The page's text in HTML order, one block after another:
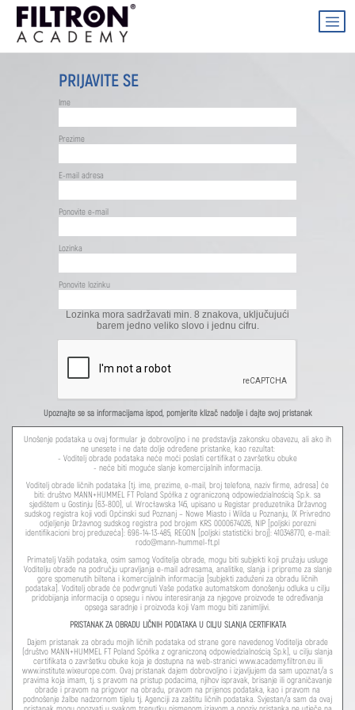
PRIJAVITE SE
Ime
Prezime
E-mail adresa
Ponovite e-mail
Lozinka
Ponovite lozinku
Lozinka mora sadržavati min. 8 znakova, uključujući
barem jedno veliko slovo i jednu cifru.
Upoznajte se sa informacijama ispod, pomjerite klizač nadolje i dajte svoj pristanak
Unošenje podataka u ovaj formular je dobrovoljno i ne predstavlja zakonsku obavezu, ali ako ih
ne unesete i ne date dolje određene pristanke, kao rezultat:
- Voditelj obrade podataka neće moći poslati certifikat o završetku obuke
- neće biti moguće slanje komercijalnih informacija.
Voditelj obrade ličnih podataka (tj. ime, prezime, e-mail, broj telefona, naziv firme, adresa) će
biti: društvo MANN+HUMMEL FT Poland Spółka z ograniczoną odpowiedzialnością Sp.k. sa
sjedištem u Gostinju (63-800), ul. Wrocławska 145, upisano u Registar preduzetnika Državnog
sudskog registra koji vodi Općinski sud Poznanj – Nowe Miasto i Wilda u Poznanju, IX Privredno
odjeljenje Državnog sudskog registra pod brojem KRS 0000674026, NIP [poljski porezni
identifikacioni broj preduzeća]: 696-14-13-485, REGON [poljski statistički broj]: 410348770, e-mail:
rodo@mann-hummel-ft.pl
Primatelj Vaših podataka, osim samog Voditelja obrade, mogu biti subjekti koji pružaju usluge
Voditelju obrade na području upravljanja e-mail adresama, analitike, slanja i pripreme za slanje
gore spomenutih biltena i komercijalnih informacija [subjekti zaduženi za obradu ličnih
podataka]. Voditelj obrade će podvrgnuti Vaše podatke automatskom donošenju odluka u cilju
pridobijanja informacija o opsegu i nivou interesiranja za njegove proizvode te određivanja
opsega saradnje i proizvoda koji Vam mogu biti zanimljivi.
PRISTANAK ZA OBRADU LIČNIH PODATAKA U CILJU SLANJA CERTIFIKATA
Dajem pristanak za obradu mojih ličnih podataka od strane gore navedenog Voditelja obrade
(društvo MANN+HUMMEL FT Poland Spółka z ograniczoną odpowiedzialnością Sp.k), u cilju slanja
certifikata o završetku obuke koja je dostupna na web-stranici www.academy.filtron.eu ili
www.institute.wixeurope.com. Ovaj pristanak dajem dobrovoljno i izjavljujem da sam upoznat/a s
pravima koja imam, tj. s pravom na pristup podacima, njihov ispravak, brisanje ili ograničavanje
obrade i pravom na prigovor na obradu, pravom na prijenos podataka, kao i pravom na
podnošenje žalbe nadzornom tijelu tj. Agenciji za zaštitu ličnih podataka. Svjestan/a sam da ovaj